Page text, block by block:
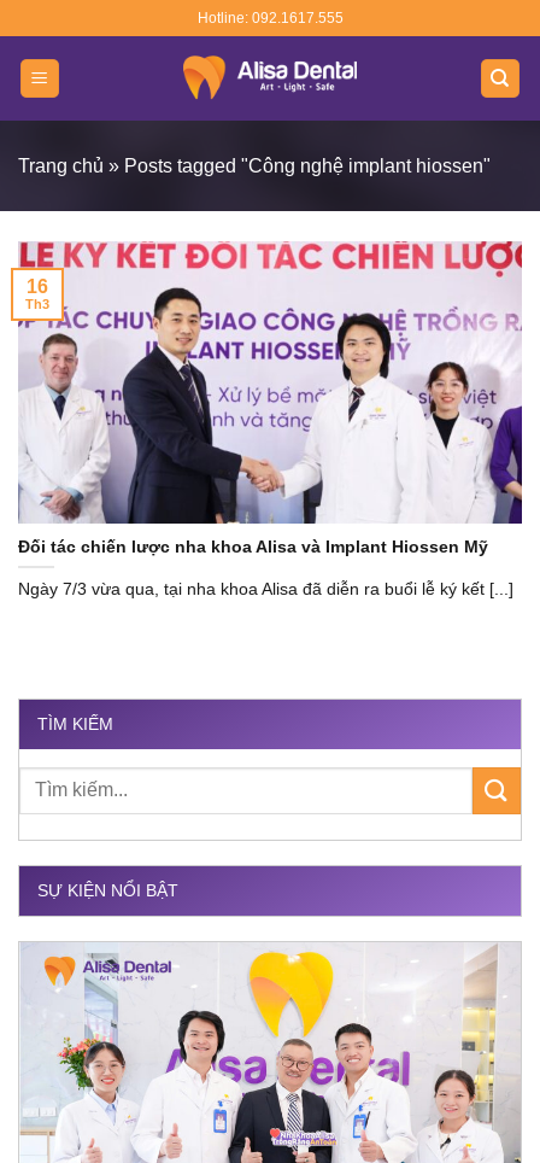
content
Hotline: 092.1617.555
Trang chủ » Posts tagged "Công nghệ implant hiossen"
Đối tác chiến lược nha khoa Alisa và Implant Hiossen Mỹ
Ngày 7/3 vừa qua, tại nha khoa Alisa đã diễn ra buổi lễ ký kết [...]
16
Th3
TÌM KIẾM
SỰ KIỆN NỔI BẬT